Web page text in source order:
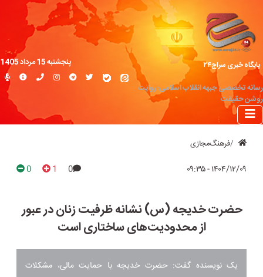
پایگاه خبری سراج۲۴
رسانه تخصصی جبهه انقلاب اسلامی؛ روایت
روشن حقیقت
پنجشنبه 15 مرداد 1405
فرهنگ‌مجازی
۱۴۰۴/۱۲/۰۹ - ۰۹:۳۵ 0
1
0
حضرت خدیجه (س) نشانه ظرفیت زنان در عبور
از محدودیت‌های ساختاری است
یک نویسنده گفت: حضرت خدیجه با حمایت مالی، مشکلات